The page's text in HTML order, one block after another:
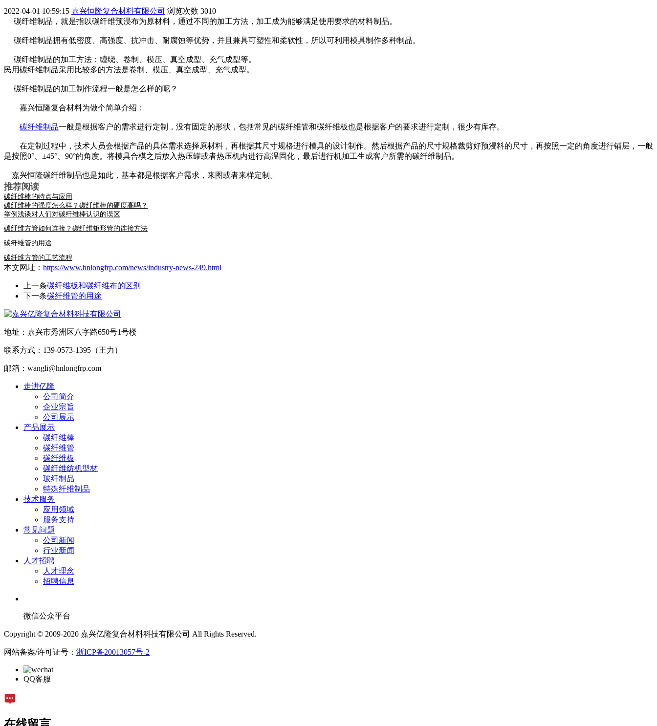
2022-04-01 10:59:15 嘉兴恒隆复合材料有限公司 浏览次数 3010
碳纤维制品，就是指以碳纤维预浸布为原材料，通过不同的加工方法，加工成为能够满足使用要求的材料制品。
碳纤维制品拥有低密度、高强度、抗冲击、耐腐蚀等优势，并且兼具可塑性和柔软性，所以可利用模具制作多种制品。
碳纤维制品的加工方法：缠绕、卷制、模压、真空成型、充气成型等。
民用碳纤维制品采用比较多的方法是卷制、模压、真空成型、充气成型。
碳纤维制品的加工制作流程一般是怎么样的呢？
嘉兴恒隆复合材料为做个简单介绍：
碳纤维制品一般是根据客户的需求进行定制，没有固定的形状，包括常见的碳纤维管和碳纤维板也是根据客户的要求进行定制，很少有库存。
在定制过程中，技术人员会根据产品的具体需求选择原材料，再根据其尺寸规格进行模具的设计制作。然后根据产品的尺寸规格裁剪好预浸料的尺寸，再按照一定的角度进行铺层，一般
是按照0°、±45°、90°的角度。将模具合模之后放入热压罐或者热压机内进行高温固化，最后进行机加工生成客户所需的碳纤维制品。
嘉兴恒隆碳纤维制品也是如此，基本都是根据客户需求，来图或者来样定制。
推荐阅读
碳纤维棒的特点与应用
碳纤维棒的强度怎么样？碳纤维棒的硬度高吗？
举例浅谈对人们对碳纤维棒认识的误区
碳纤维方管如何连接？碳纤维矩形管的连接方法
碳纤维管的用途
碳纤维方管的工艺流程
本文网址： https://www.hnlongfrp.com/news/industry-news-249.html
上一条碳纤维板和碳纤维布的区别
下一条碳纤维管的用途
地址：嘉兴市秀洲区八字路650号1号楼
联系方式：139-0573-1395（王力）
邮箱：wangli@hnlongfrp.com
走进亿隆
公司简介
企业宗旨
公司展示
产品展示
碳纤维棒
碳纤维管
碳纤维板
碳纤维纺机型材
玻纤制品
特殊纤维制品
技术服务
应用领域
服务支持
常见问题
公司新闻
行业新闻
人才招聘
人才理念
招聘信息
微信公众平台
Copyright © 2009-2020 嘉兴亿隆复合材料科技有限公司 All Rights Reserved.
网站备案/许可证号： 浙ICP备20013057号-2
QQ客服